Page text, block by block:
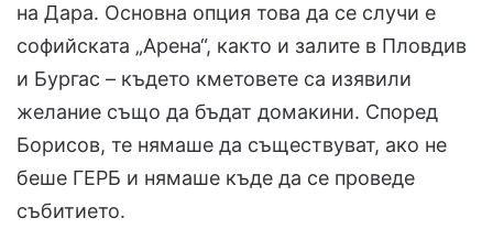
на Дара. Основна опция това да се случи е
софийската „Арена“, както и залите в Пловдив
и Бургас – където кметовете са изявили
желание също да бъдат домакини. Според
Борисов, те нямаше да съществуват, ако не
беше ГЕРБ и нямаше къде да се проведе
събитието.